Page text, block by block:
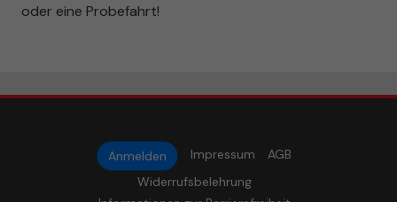
oder eine Probefahrt!
Anmelden Impressum
AGB
Widerrufsbelehrung